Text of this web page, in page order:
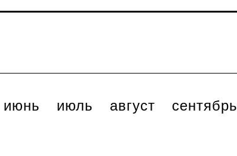
июнь июль август
сентябрь